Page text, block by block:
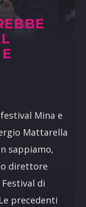
Mina e
Mattarella
sappiamo,
direttore
di
precedenti